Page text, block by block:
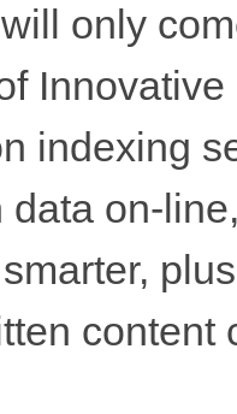
only
indexing
data on-
content